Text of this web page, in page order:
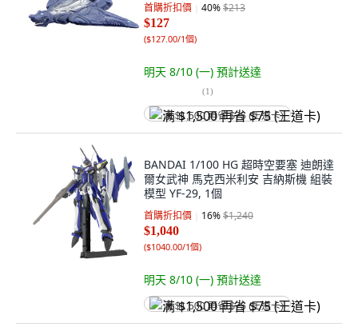
首購折扣價 40%$213
$127
($127.00/1個)
明天 8/10 (一) 預計送達
(1)
满 $1,500 再省 $75 (王道卡)
BANDAI 1/100 HG 超時空要塞 迪朗達
爾女武神 馬克西米利安 吉納斯機 組裝
模型 YF-29, 1個
首購折扣價 16%$1,240
$1,040
($1040.00/1個)
明天 8/10 (一) 預計送達
满 $1,500 再省 $75 (王道卡)